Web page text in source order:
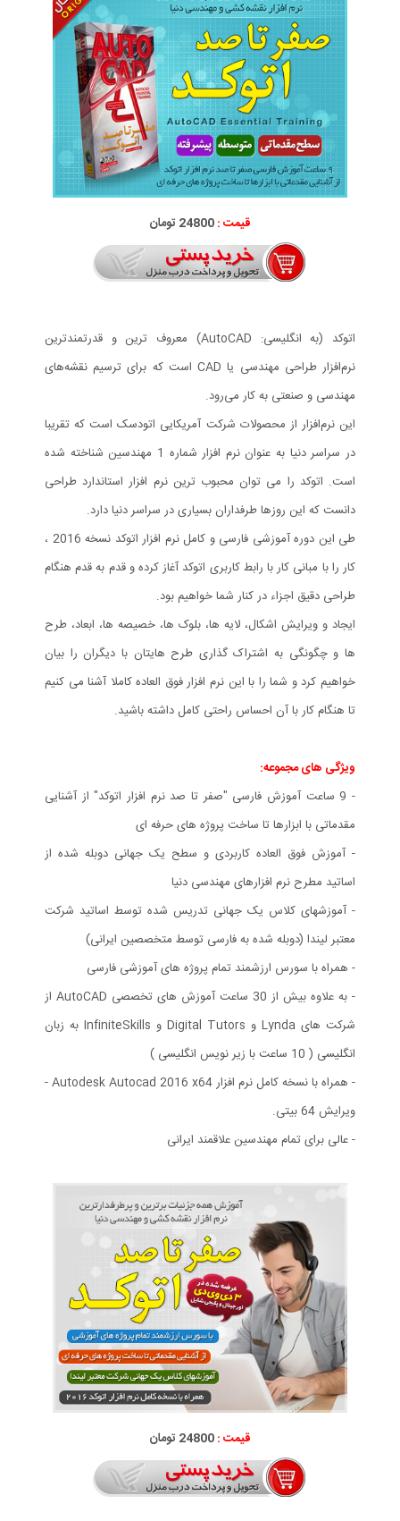
قیمت :24800 تومان
اتوکد (به انگلیسی: AutoCAD) معروف ترین و قدرتمندترین
نرم‌افزار طراحی مهندسی یا CAD است که برای ترسیم نقشه‌های
مهندسی و صنعتی به کار می‌رود.
این نرم‌افزار از محصولات شرکت آمریکایی اتودسک است که تقریبا
در سراسر دنیا به عنوان نرم افزار شماره 1 مهندسین شناخته شده
است. اتوکد را می توان محبوب ترین نرم افزار استاندارد طراحی
دانست که این روزها طرفداران بسیاری در سراسر دنیا دارد.
طی این دوره آموزشی فارسی و کامل نرم افزار اتوکد نسخه 2016 ،
کار را با مبانی کار با رابط کاربری اتوکد آغاز کرده و قدم به قدم هنگام
طراحی دقیق اجزاء در کنار شما خواهیم بود.
ایجاد و ویرایش اشکال، لایه ها، بلوک ها، خصیصه ها، ابعاد، طرح
ها و چگونگی به اشتراک گذاری طرح هایتان با دیگران را بیان
خواهیم کرد و شما را با این نرم افزار فوق العاده کاملا آشنا می کنیم
تا هنگام کار با آن احساس راحتی کامل داشته باشید.
ویژگی های مجموعه:
- 9 ساعت آموزش فارسی "صفر تا صد نرم افزار اتوکد" از آشنایی
مقدماتی با ابزارها تا ساخت پروژه های حرفه ای
- آموزش فوق العاده کاربردی و سطح یک جهانی دوبله شده از
اساتید مطرح نرم افزارهای مهندسی دنیا
- آموزشهای کلاس یک جهانی تدریس شده توسط اساتید شرکت
معتبر لیندا (دوبله شده به فارسی توسط متخصصین ایرانی)
- همراه با سورس ارزشمند تمام پروژه های آموزشی فارسی
- به علاوه بیش از 30 ساعت آموزش های تخصصی AutoCAD از
شرکت های Lynda و Digital Tutors و InfiniteSkills به زبان
انگلیسی ( 10 ساعت با زیر نویس انگلیسی )
- همراه با نسخه کامل نرم افزار Autodesk Autocad 2016 x64 -
ویرایش 64 بیتی.
- عالی برای تمام مهندسین علاقمند ایرانی
قیمت :24800 تومان